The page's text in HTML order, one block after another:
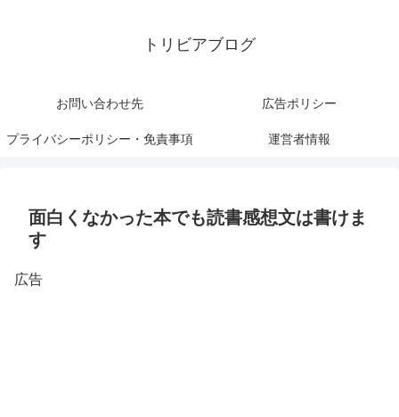
トリビアブログ
お問い合わせ先 広告ポリシー
プライバシーポリシー・免責事項 運営者情報
面白くなかった本でも読書感想文は書けま
す
広告